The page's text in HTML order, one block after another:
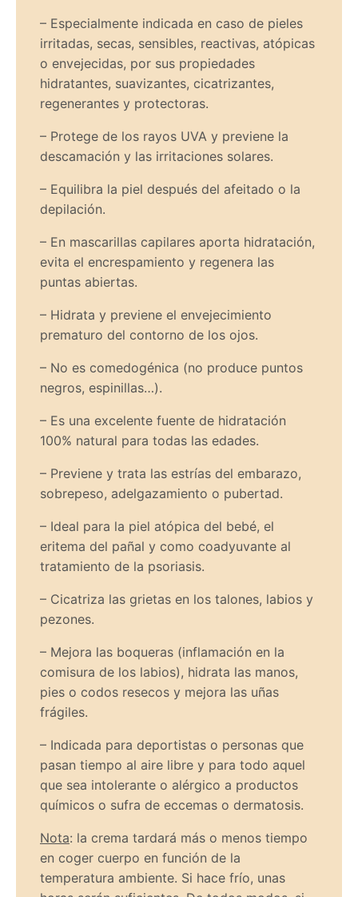
– Especialmente indicada en caso de pieles
irritadas, secas, sensibles, reactivas, atópicas
o envejecidas, por sus propiedades
hidratantes, suavizantes, cicatrizantes,
regenerantes y protectoras.
– Protege de los rayos UVA y previene la
descamación y las irritaciones solares.
– Equilibra la piel después del afeitado o la
depilación.
– En mascarillas capilares aporta hidratación,
evita el encrespamiento y regenera las
puntas abiertas.
– Hidrata y previene el envejecimiento
prematuro del contorno de los ojos.
– No es comedogénica (no produce puntos
negros, espinillas…).
– Es una excelente fuente de hidratación
100% natural para todas las edades.
– Previene y trata las estrías del embarazo,
sobrepeso, adelgazamiento o pubertad.
– Ideal para la piel atópica del bebé, el
eritema del pañal y como coadyuvante al
tratamiento de la psoriasis.
– Cicatriza las grietas en los talones, labios y
pezones.
– Mejora las boqueras (inflamación en la
comisura de los labios), hidrata las manos,
pies o codos resecos y mejora las uñas
frágiles.
– Indicada para deportistas o personas que
pasan tiempo al aire libre y para todo aquel
que sea intolerante o alérgico a productos
químicos o sufra de eccemas o dermatosis.
Nota: la crema tardará más o menos tiempo
en coger cuerpo en función de la
temperatura ambiente. Si hace frío, unas